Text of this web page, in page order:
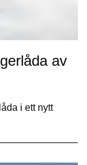
av
i ett nytt